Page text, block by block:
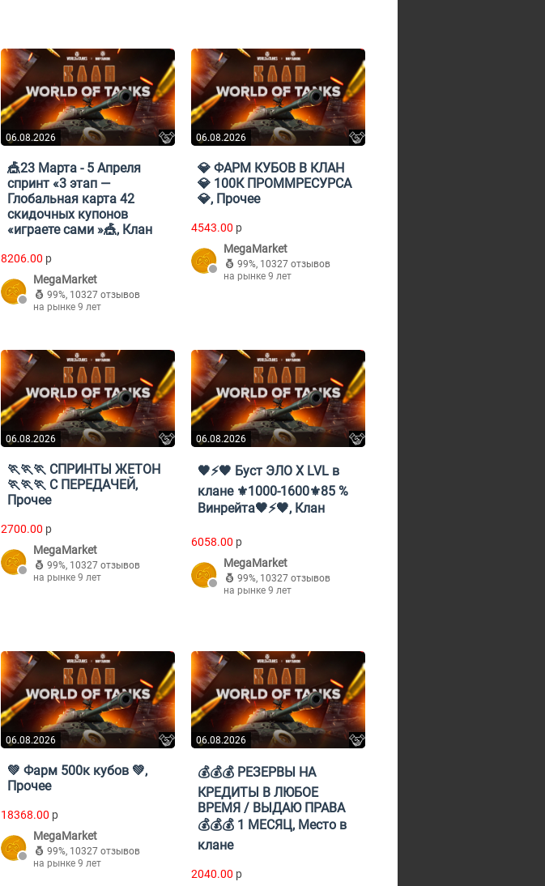
06.08.2026
🎪23 Марта - 5 Апреля
спринт «3 этап —
Глобальная карта 42
скидочных купонов
«играете сами »🎪, Клан
8206.00 p
MegaMarket
99%, 10327 отзывов
на рынке 9 лет
06.08.2026
💎 ФАРМ КУБОВ В КЛАН
💎 100К ПРОММРЕСУРСА
💎, Прочее
4543.00 p
MegaMarket
99%, 10327 отзывов
на рынке 9 лет
06.08.2026
🏃🏃🏃 СПРИНТЫ ЖЕТОН
🏃🏃🏃 С ПЕРЕДАЧЕЙ,
Прочее
2700.00 p
MegaMarket
99%, 10327 отзывов
на рынке 9 лет
06.08.2026
🖤⚡️🖤 Буст ЭЛО X LVL в
клане ⚜️1000-1600⚜️85 %
Винрейта🖤⚡️🖤, Клан
6058.00 p
MegaMarket
99%, 10327 отзывов
на рынке 9 лет
06.08.2026
💚 Фарм 500к кубов 💚,
Прочее
18368.00 p
MegaMarket
99%, 10327 отзывов
на рынке 9 лет
06.08.2026
💰💰💰 РЕЗЕРВЫ НА
КРЕДИТЫ В ЛЮБОЕ
ВРЕМЯ / ВЫДАЮ ПРАВА
💰💰💰 1 МЕСЯЦ, Место в
клане
2040.00 p